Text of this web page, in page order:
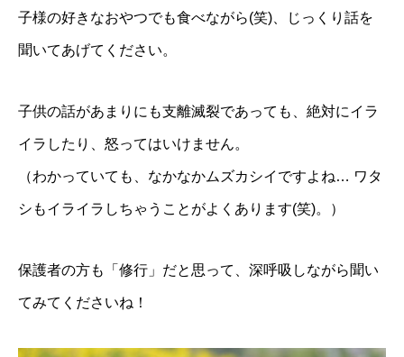
子様の好きなおやつでも食べながら(笑)、じっくり話を
聞いてあげてください。
子供の話があまりにも支離滅裂であっても、絶対にイラ
イラしたり、怒ってはいけません。
（わかっていても、なかなかムズカシイですよね… ワタ
シもイライラしちゃうことがよくあります(笑)。）
保護者の方も「修行」だと思って、深呼吸しながら聞い
てみてくださいね！